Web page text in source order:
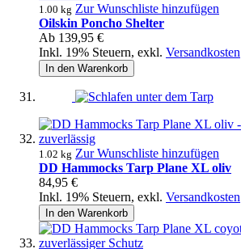
1.00 kg Zur Wunschliste hinzufügen
Oilskin Poncho Shelter
Ab 139,95 €
Inkl. 19% Steuern, exkl. Versandkosten
In den Warenkorb
1.02 kg Zur Wunschliste hinzufügen
DD Hammocks Tarp Plane XL oliv
84,95 €
Inkl. 19% Steuern, exkl. Versandkosten
In den Warenkorb